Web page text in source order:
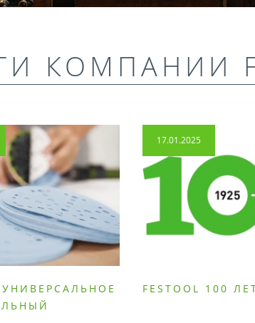
КОМПАНИИ
УНИВЕРСАЛЬНОЕ
17.01.2025
FESTOOL 100